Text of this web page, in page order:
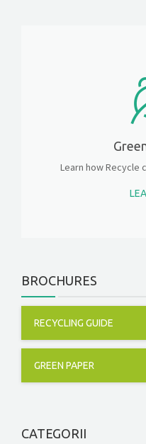
Learn how Recycle
BROCHURES
RECYCLING GUIDE
GREEN PAPER
CATEGORII